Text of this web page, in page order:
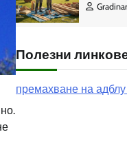
Gradinar
Полезни
премахване на